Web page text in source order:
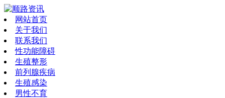
网站首页
关于我们
联系我们
性功能障碍
生殖整形
前列腺疾病
生殖感染
男性不育